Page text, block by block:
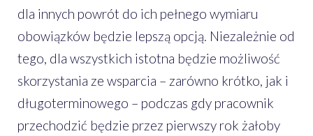
dla innych powrót do ich pełnego wymiaru
obowiązków będzie lepszą opcją. Niezależnie od
tego, dla wszystkich istotna będzie możliwość
skorzystania ze wsparcia – zarówno krótko, jak i
długoterminowego – podczas gdy pracownik
przechodzić będzie przez pierwszy rok żałoby